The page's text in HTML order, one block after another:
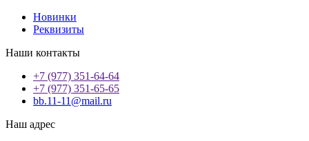
Новинки
Реквизиты
Наши контакты
+7 (977) 351-64-64
+7 (977) 351-65-65
bb.11-11@mail.ru
Наш адрес